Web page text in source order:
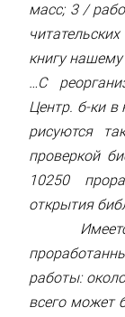
масс; 3 /
книгу
…С
Центр. б-ки в
рисуются
проверкой
10250
открытия
Имеется
работы:
всего может